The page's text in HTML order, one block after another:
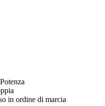
Potenza
in ordine di marcia